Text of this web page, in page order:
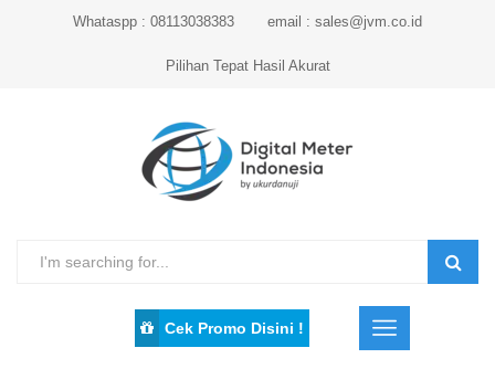
Whataspp : 08113038383 email : sales@jvm.co.id
Pilihan Tepat Hasil Akurat
Cek Promo Disini !